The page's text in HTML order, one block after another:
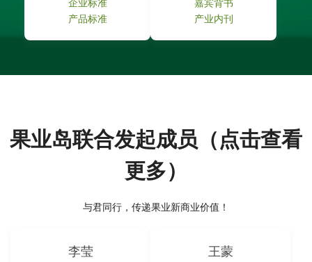
产品标准
产业内刊
果业岛联合发起成员（点击查看
更多）
与君同行，传递果业新商业价值！
李莹 王蒙